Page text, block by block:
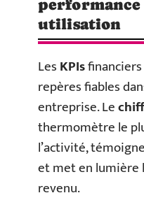
utilisation
LesKPIs
repères fiables
entreprise. Le
thermomètre le
l’activité,
et met en lumière
revenu.